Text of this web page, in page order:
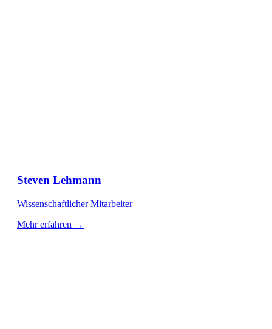
Steven Lehmann
Wissenschaftlicher Mitarbeiter
Mehr erfahren →